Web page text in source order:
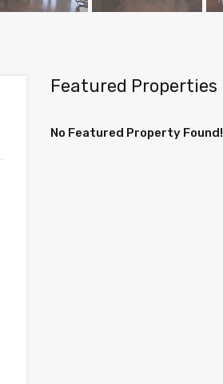
Featured Properties
No Featured Property Found!